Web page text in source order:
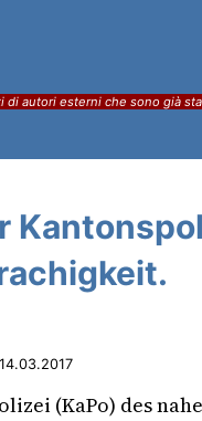
autori esterni che sono già
14.03.2017
(KaPo) des